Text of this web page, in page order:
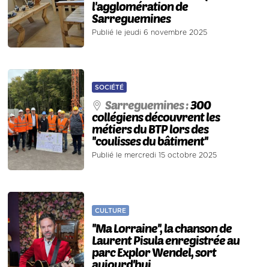
l'agglomération de
Sarreguemines
Publié le jeudi 6 novembre 2025
SOCIÉTÉ
Sarreguemines :300
collégiens découvrent les
métiers du BTP lors des
''coulisses du bâtiment''
Publié le mercredi 15 octobre 2025
CULTURE
''Ma Lorraine'', la chanson de
Laurent Pisula enregistrée au
parc Explor Wendel, sort
aujourd'hui